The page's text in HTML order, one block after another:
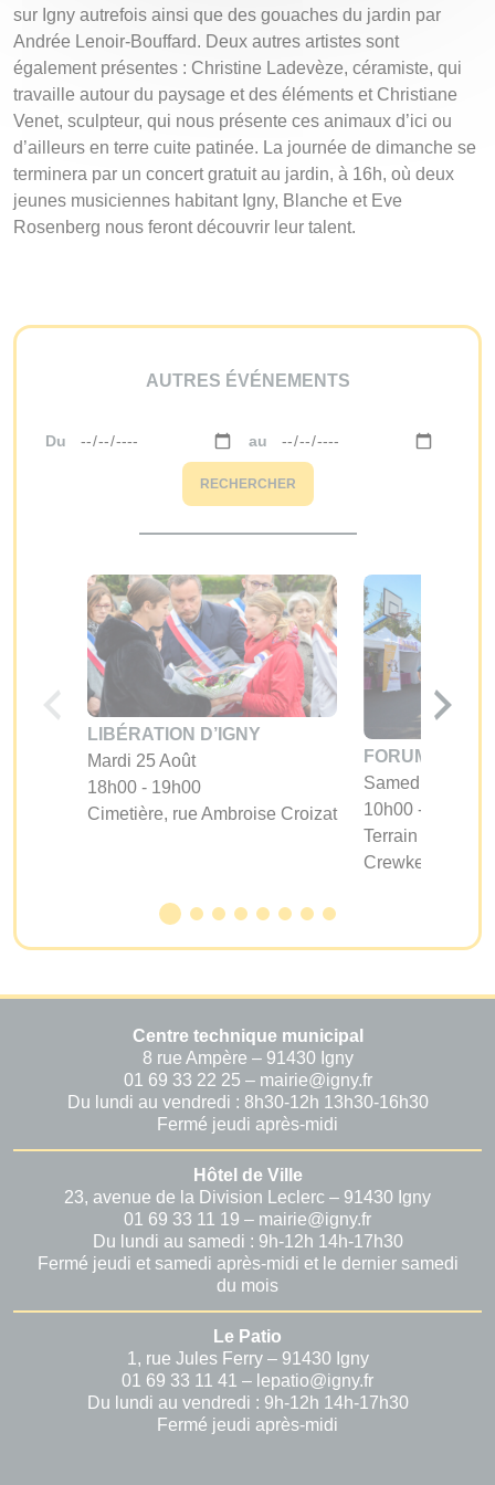
sur Igny autrefois ainsi que des gouaches du jardin par
Andrée Lenoir-Bouffard. Deux autres artistes sont
également présentes : Christine Ladevèze, céramiste, qui
travaille autour du paysage et des éléments et Christiane
Venet, sculpteur, qui nous présente ces animaux d’ici ou
d’ailleurs en terre cuite patinée. La journée de dimanche se
terminera par un concert gratuit au jardin, à 16h, où deux
jeunes musiciennes habitant Igny, Blanche et Eve
Rosenberg nous feront découvrir leur talent.
AUTRES ÉVÉNEMENTS
Du au
RECHERCHER
LIBÉRATION D’IGNY
Mardi 25 Août
18h00 - 19h00
Cimetière, rue Ambroise Croizat
FORUM DES
Samedi 05
10h00 - 17h00
Terrain
Crewkerne
Centre technique municipal
8 rue Ampère – 91430 Igny
01 69 33 22 25 – mairie@igny.fr
Du lundi au vendredi : 8h30-12h 13h30-16h30
Fermé jeudi après-midi
Hôtel de Ville
23, avenue de la Division Leclerc – 91430 Igny
01 69 33 11 19 – mairie@igny.fr
Du lundi au samedi : 9h-12h 14h-17h30
Fermé jeudi et samedi après-midi et le dernier samedi
du mois
Le Patio
1, rue Jules Ferry – 91430 Igny
01 69 33 11 41 – lepatio@igny.fr
Du lundi au vendredi : 9h-12h 14h-17h30
Fermé jeudi après-midi